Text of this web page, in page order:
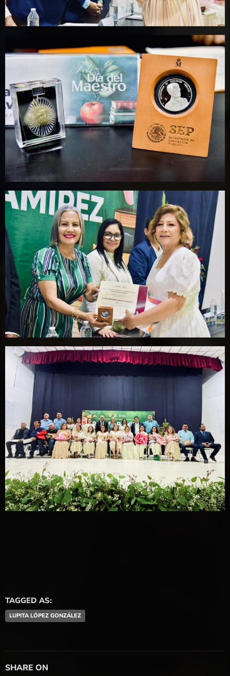
TAGGED AS:
LUPITA LÓPEZ GONZÁLEZ
SHARE ON